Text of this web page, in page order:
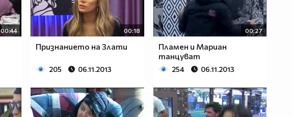
00:44 00:18
Признанието на Злати
205 06.11.2013
00:27
Пламен и Мариан
танцуват
254 06.11.2013